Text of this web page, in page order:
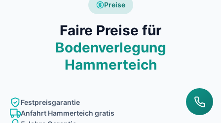
Preise
Faire Preise für
Bodenverlegung
Hammerteich
Festpreisgarantie
Anfahrt Hammerteich gratis